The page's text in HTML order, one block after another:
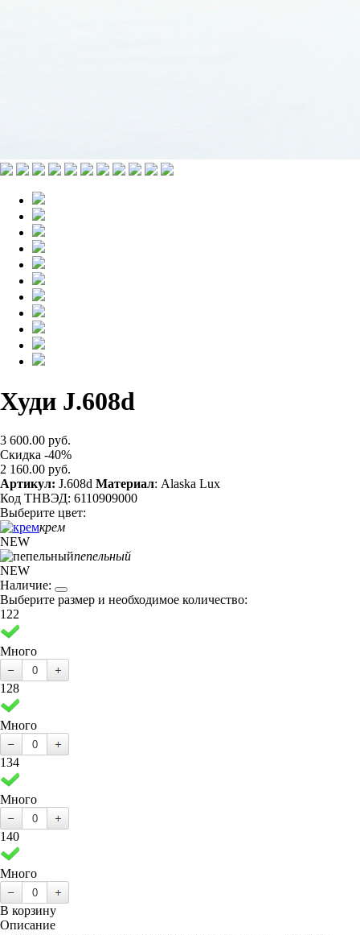
Худи J.608d
3 600.00 руб.
Скидка -40%
2 160.00 руб.
Артикул: J.608d Материал: Alaska Lux
Код ТНВЭД: 6110909000
Выберите цвет:
крем
NEW
пепельный
NEW
Наличие:
Выберите размер и необходимое количество:
122
Много
128
Много
134
Много
140
Много
В корзину
Описание